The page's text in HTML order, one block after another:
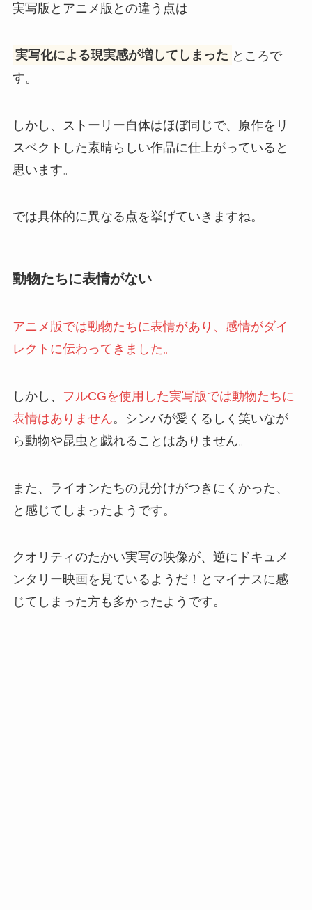
実写版とアニメ版との違う点は
実写化による現実感が増してしまった ところで
す。
しかし、ストーリー自体はほぼ同じで、原作をリ
スペクトした素晴らしい作品に仕上がっていると
思います。
では具体的に異なる点を挙げていきますね。
動物たちに表情がない
アニメ版では動物たちに表情があり、感情がダイ
レクトに伝わってきました。
しかし、
フルCGを使用した実写版では動物たちに
表情はありません。シンバが愛くるしく笑いなが
ら動物や昆虫と戯れることはありません。
また、ライオンたちの見分けがつきにくかった、
と感じてしまったようです。
クオリティのたかい実写の映像が、逆にドキュメ
ンタリー映画を見ているようだ！とマイナスに感
じてしまった方も多かったようです。